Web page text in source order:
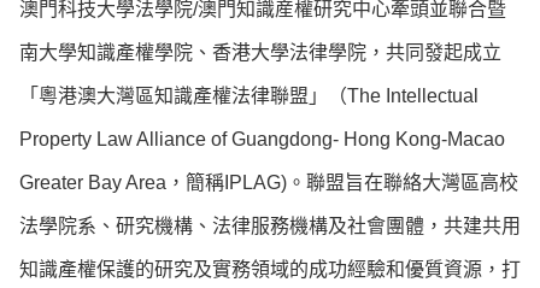
澳門科技大學法學院/澳門知識産權研究中心牽頭並聯合暨
南大學知識產權學院、香港大學法律學院，共同發起成立
「粵港澳大灣區知識產權法律聯盟」（The Intellectual
Property Law Alliance of Guangdong- Hong Kong-Macao
Greater Bay Area ，簡稱 IPLAG)。聯盟旨在聯絡大灣區高校
法學院系、研究機構、法律服務機構及社會團體，共建共用
知識產權保護的研究及實務領域的成功經驗和優質資源，打